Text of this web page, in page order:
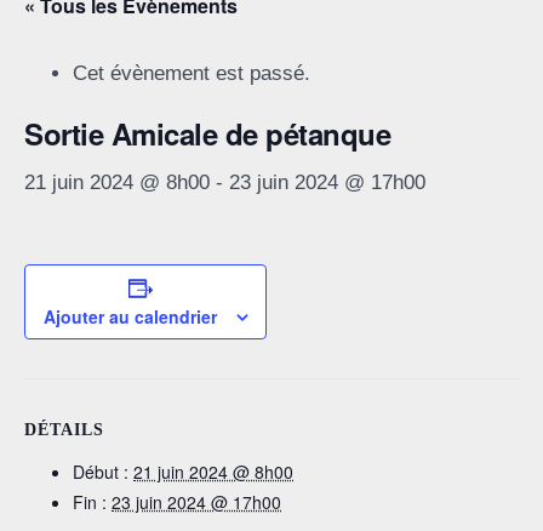
Cet évènement est passé.
Sortie Amicale de pétanque
21 juin 2024 @ 8h00 - 23 juin 2024 @ 17h00
Ajouter au calendrier
DÉTAILS
Début : 21 juin 2024 @ 8h00
Fin : 23 juin 2024 @ 17h00